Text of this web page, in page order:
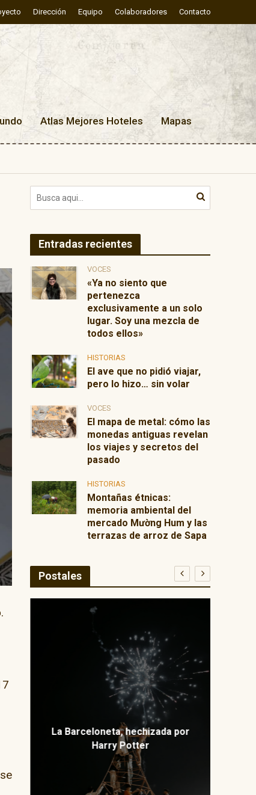
Dirección Equipo Colaboradores Contacto
Atlas Mejores Hoteles Mapas
Entradas recientes
VOCES
«Ya no siento que
pertenezca
exclusivamente a un solo
lugar. Soy una mezcla de
todos ellos»
HISTORIAS
El ave que no pidió viajar,
pero lo hizo… sin volar
VOCES
El mapa de metal: cómo las
monedas antiguas revelan
los viajes y secretos del
pasado
HISTORIAS
Montañas étnicas:
memoria ambiental del
mercado Mường Hum y las
terrazas de arroz de Sapa
Postales
La Barceloneta, hechizada por
Harry Potter